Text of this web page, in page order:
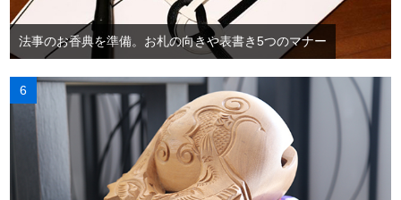
法事のお香典を準備。お札の向きや表書き5つのマナー